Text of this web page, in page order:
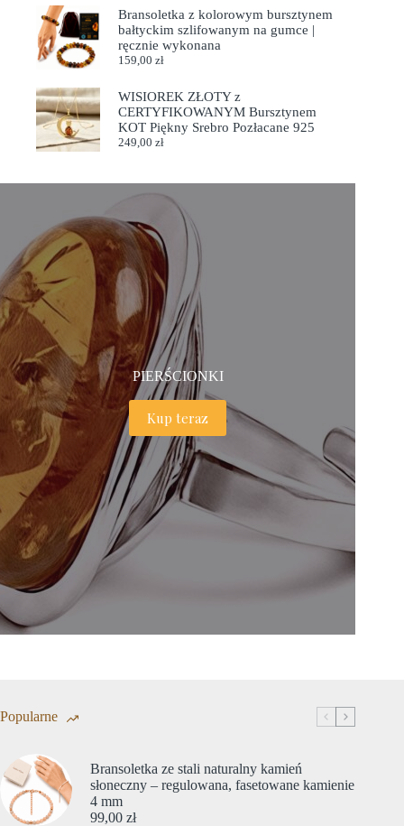
Bransoletka z kolorowym bursztynem
bałtyckim szlifowanym na gumce |
ręcznie wykonana
159,00 zł
WISIOREK ZŁOTY z
CERTYFIKOWANYM Bursztynem
KOT Piękny Srebro Pozłacane 925
249,00 zł
PIERŚCIONKI
Kup teraz
Popularne
Bransoletka ze stali naturalny kamień
słoneczny – regulowana, fasetowane kamienie
4 mm
99,00 zł